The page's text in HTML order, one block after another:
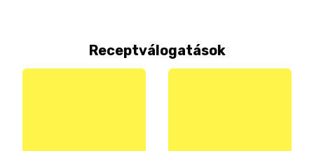
Receptválogatások